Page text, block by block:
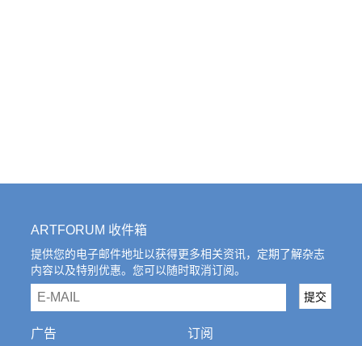
ARTFORUM 收件箱
提供您的电子邮件地址以获得更多相关资讯，定期了解杂志
内容以及特别优惠。您可以随时取消订阅。
email 提交
广告 订阅